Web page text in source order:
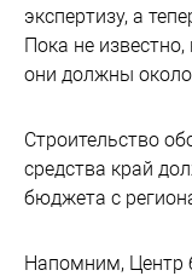
экспертизу, а
Пока не
они должны около
Строительство
средства край
бюджета с
Напомним, Центр